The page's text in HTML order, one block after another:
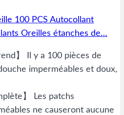
100 PCS Autocollant
Oreilles étanches de…
】 Il y a 100 pièces de
imperméables et doux,
】 Les patchs
ne causeront aucune